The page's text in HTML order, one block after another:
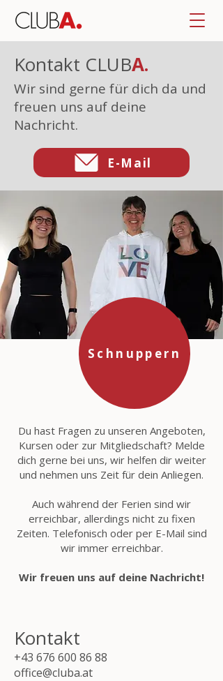
Kontakt CLUBA.
Wir sind gerne für dich da und
freuen uns auf deine
Nachricht.
E-Mail
Schnuppern
Du hast Fragen zu unseren Angeboten,
Kursen oder zur Mitgliedschaft? Melde
dich gerne bei uns, wir helfen dir weiter
und nehmen uns Zeit für dein Anliegen.
Auch während der Ferien sind wir
erreichbar, allerdings nicht zu fixen
Zeiten. Telefonisch oder per E-Mail sind
wir immer erreichbar.
Wir freuen uns auf deine Nachricht!
Kontakt
+43 676 600 86 88
office@cluba.at